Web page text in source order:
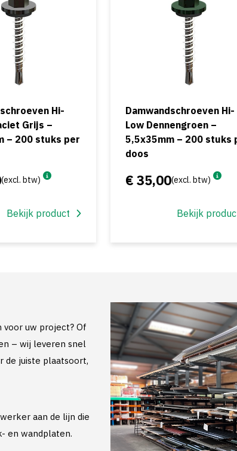
Hi-
Grijs –
– 200 stuks per
(excl. btw)
Bekijk product
Damwandschroeven Hi-
Low Dennengroen –
5,5x35mm – 200 stuks
doos
€ 35,00(excl. btw)
Bekijk
voor uw project? Of
– wij leveren snel
de juiste plaatsoort,
aan de lijn die
en wandplaten.